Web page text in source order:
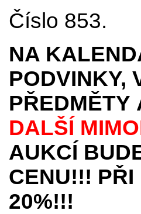
Číslo 853.
NA
PODVINKY,
PŘEDMĚTY
DALŠÍ
AUKCÍ
CENU!!!
20%!!!